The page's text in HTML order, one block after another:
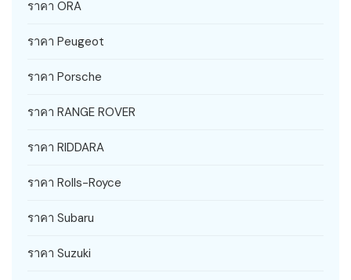
ราคา ORA
ราคา Peugeot
ราคา Porsche
ราคา RANGE ROVER
ราคา RIDDARA
ราคา Rolls-Royce
ราคา Subaru
ราคา Suzuki